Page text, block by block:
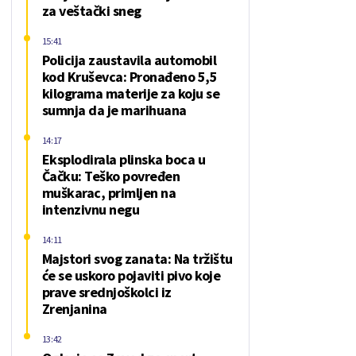
za veštački sneg
Policija zaustavila automobil
kod Kruševca: Pronađeno 5,5
kilograma materije za koju se
sumnja da je marihuana
15:41
Eksplodirala plinska boca u
Čačku: Teško povređen
muškarac, primljen na
intenzivnu negu
14:17
Majstori svog zanata: Na tržištu
će se uskoro pojaviti pivo koje
prave srednjoškolci iz
Zrenjanina
14:11
13:42